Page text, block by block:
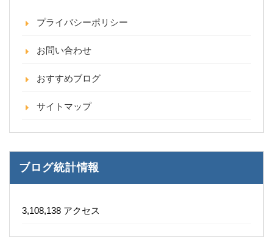
プライバシーポリシー
お問い合わせ
おすすめブログ
サイトマップ
ブログ統計情報
3,108,138 アクセス